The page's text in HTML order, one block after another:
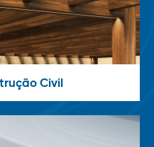
Civil